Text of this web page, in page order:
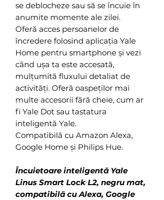
se deblocheze sau să se încuie în
anumite momente ale zilei.
Oferă acces persoanelor de
încredere folosind aplicația Yale
Home pentru smartphone și vezi
când ușa ta este accesată,
mulțumită fluxului detaliat de
activități. Oferă oaspeților mai
multe accesorii fără cheie, cum ar
fi Yale Dot sau tastatura
inteligentă Yale.
Compatibilă cu Amazon Alexa,
Google Home și Philips Hue.
Încuietoare inteligentă Yale
Linus Smart Lock L2, negru mat,
compatibilă cu Alexa, Google